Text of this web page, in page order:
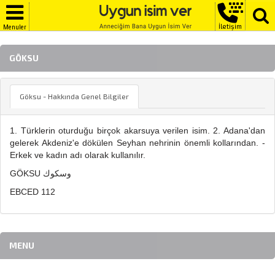
Menuler İletişim
GÖKSU
Göksu - Hakkında Genel Bilgiler
1. Türklerin oturduğu birçok akarsuya verilen isim. 2. Adana'dan
gelerek Akdeniz'e dökülen Seyhan nehrinin önemli kollarından. -
Erkek ve kadın adı olarak kullanılır.
GÖKSU وسكوك
EBCED 112
MENU